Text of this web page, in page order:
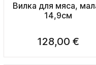
Вилка для мяса,
14,9см
128,00 €